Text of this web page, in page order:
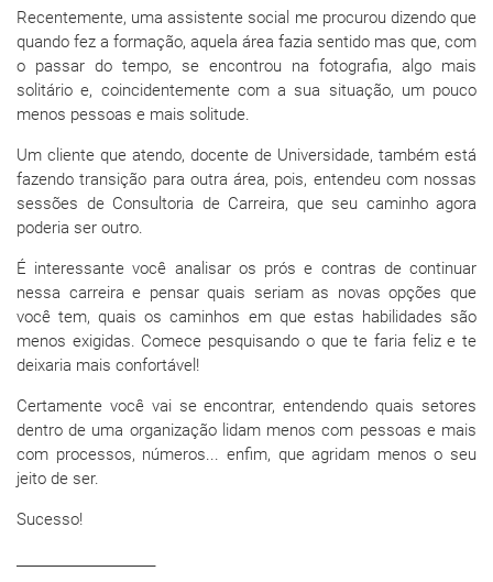
Recentemente, uma assistente social me procurou dizendo que
quando fez a formação, aquela área fazia sentido mas que, com
o passar do tempo, se encontrou na fotografia, algo mais
solitário e, coincidentemente com a sua situação, um pouco
menos pessoas e mais solitude.
Um cliente que atendo, docente de Universidade, também está
fazendo transição para outra área, pois, entendeu com nossas
sessões de Consultoria de Carreira, que seu caminho agora
poderia ser outro.
É interessante você analisar os prós e contras de continuar
nessa carreira e pensar quais seriam as novas opções que
você tem, quais os caminhos em que estas habilidades são
menos exigidas. Comece pesquisando o que te faria feliz e te
deixaria mais confortável!
Certamente você vai se encontrar, entendendo quais setores
dentro de uma organização lidam menos com pessoas e mais
com processos, números... enfim, que agridam menos o seu
jeito de ser.
Sucesso!